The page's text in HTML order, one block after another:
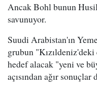
Ancak Bohl bunun
savunuyor.
Suudi Arabistan'ın
grubun
hedef alacak "yeni ve
açısından ağır